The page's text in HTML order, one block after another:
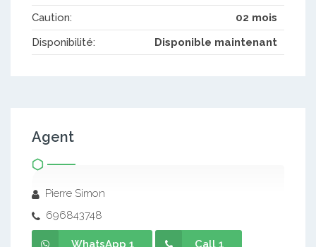
Caution:
02 mois
Disponibilité:
Disponible maintenant
Agent
Pierre Simon
696843748
WhatsApp 1 Call 1